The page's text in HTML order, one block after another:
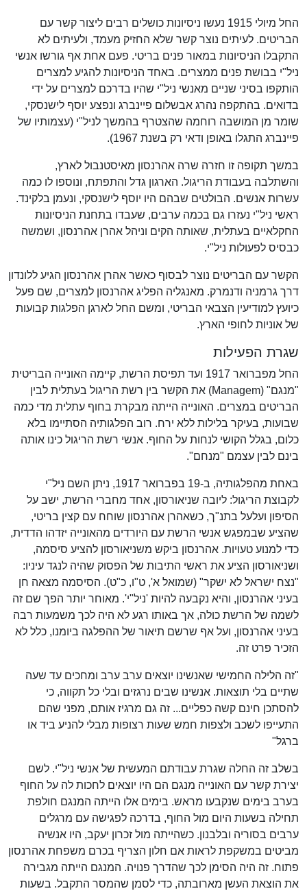
החל מיולי 1915 נעשו ניסיונות כושלים רבים ליצור קשר עם
הבריטים. לעיתים נוצר קשר שלא החזיק מעמד, ולעיתים לא
התקבלו הניסיונות במאור פנים בריטי. פעם אחת אף גורשו אנשי
ניל"י בבושת פנים ממצרים. באחד הניסיונות להגיע למצרים
הותקפו בסיני שניים מאנשי ניל"י שהיו בדרכם למצרים על ידי
בדואים. בהתקפה נהרג אבשלום פיינברג ונפצע יוסף לישנסקי,
שומר מן המושבה רוחמה שהצטרף בהמשך לניל"י (עצמותיו של
פיינברג התגלו באופן ודאי רק בשנת 1967).
במשך תקופה זו חזרה שרה אהרנסון מאיסטנבול לארץ,
והשתלבה בעבודת הריגול. הארגון גדל והתפתח, ונוספו לו כמה
עשרות אנשים. הבולטים שבהם היו יוסף לישנסקי, ונעמן בלקינד.
ראשי ניל"י נעזרו גם בכמה ערבים, שעבדו בתחנת הניסיונות
החקלאיים בעתלית, שאותה הקים וניהל אהרן אהרנסון, ושמשה
כבסיס לפעולות ניל"י.
הקשר עם הבריטים נוצר לבסוף כאשר אהרן אהרנסון הגיע ללונדון
דרך גרמניה ודנמרק. מאנגליה הפליג אהרנסון למצרים, שם פעל
כיועץ למודיעין הצבאי הבריטי, ומשם החל לארגן הפלגות קבועות
של אוניות לחופי הארץ.
שגרת הפעילות
החל מפברואר 1917 ועד תפיסת הרשת, קיימה האונייה הבריטית
"מנגם" (Managem) את הקשר בין רשת הריגול בעתלית לבין
הבריטים במצרים. האונייה הייתה מבקרת בחוף עתלית מדי כמה
שבועות, בעיקר בלילות ללא ירח. רוב הפלגותיה הסתיימו בלא
כלום, בגלל הקושי לנחות על החוף. אנשי רשת הריגול כינו אותה
בינם לבין עצמם "מנחם".
באחת מהפלגותיה, ב-19 בפברואר 1917, ניתן השם ניל"י
לקבוצת הריגול: ליובה שניאורסון, אחד מחברי הרשת, ישב על
הסיפון ועלעל בתנ"ך, כשאהרן אהרנסון שוחח עם קצין בריטי,
שהציע שבמפגש אנשי הרשת עם היורדים מהאונייה יזדהו הדדית,
כדי למנוע טעויות. אהרנסון ביקש משניאורסון להציע סיסמה,
ושניאורסון הציע את ראשי התיבות של הפסוק שהיה לנגד עיניו:
"נצח ישראל לא ישקר" (שמואל א', ט"ו, כ"ט). הסיסמה מצאה חן
בעיני אהרנסון, והיא נקבעה להיות 'ניל"י'. מאוחר יותר הפך שם זה
לשמה של הרשת כולה, אך באותו רגע לא היה לכך משמעות רבה
בעיני אהרנסון, ועל אף שרשם תיאור של ההפלגה ביומנו, כלל לא
הזכיר פרט זה.
"זה הלילה החמישי שאנשינו יוצאים ערב ערב ומחכים עד שעה
שתיים בלי תוצאות. אנשינו שבים נרגזים ובלי כל תקווה, כי
להסתכן חינם קשה כפליים... זה גם מרגיז אותם, מפני שהם
התעייפו לשכב ולצפות חמש שעות רצופות מבלי להניע ביד או
ברגל"
בשלב זה החלה שגרת עבודתם המעשית של אנשי ניל"י. לשם
יצירת קשר עם האונייה מנגם הם היו יוצאים לחכות לה על החוף
בערב בימים שנקבעו מראש. בימים אלו הייתה המנגם חולפת
תחילה בשעות היום מול החוף, בדרכה לפגישה עם מרגלים
ערבים בסוריה ובלבנון. כשהייתה מול זכרון יעקב, היו אנשיה
מביטים במשקפת לראות אם חלון הצריף בכרם משפחת אהרנסון
פתוח. זה היה הסימן לכך שהדרך פנויה. המנגם הייתה מגבירה
את הוצאת העשן מארובתה, כדי לסמן שהמסר התקבל. בשעות